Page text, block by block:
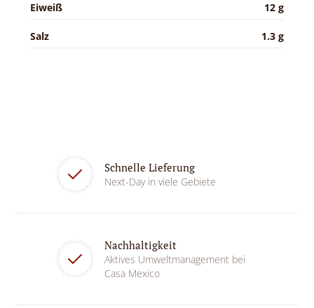
Eiweiß 12 g
Salz 1.3 g
Schnelle Lieferung
Next-Day in viele Gebiete
Nachhaltigkeit
Aktives Umweltmanagement bei
Casa Mexico